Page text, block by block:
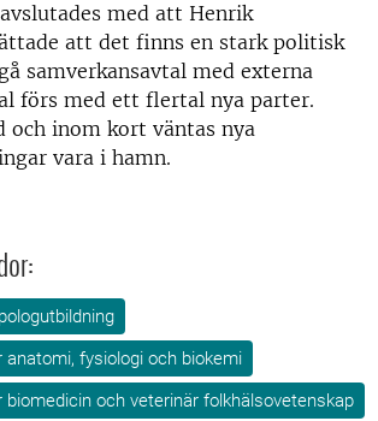
med att Henrik
att det finns en stark politisk
samverkansavtal med externa
förs med ett flertal nya parter.
och inom kort väntas nya
vara i hamn.
fysiologi och biokemi
och veterinär folkhälsovetenskap